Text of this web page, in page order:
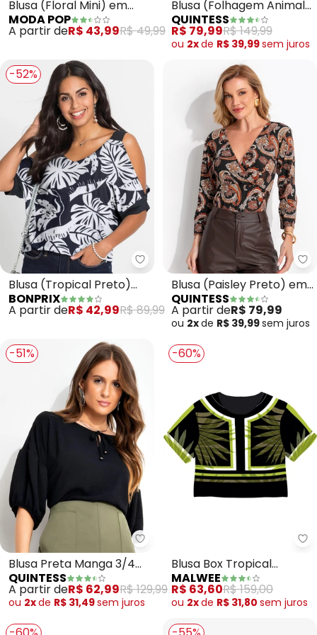
Blusa (Floral Mini) em
Jersey Acetinado
MODA POP
A partir deR$ 43,99R$ 49,99
Blusa (Folhagem Animal
Print) em Crepe Plano
QUINTESS
R$ 79,99R$ 149,99
ou 2xde R$ 39,99sem juros
-52%
bonprix - Blusa (Tropical
Blusa (Tropical Preto)
em Malha Crepe
BONPRIX
A partir deR$ 42,99R$ 89,99
Blusa (Paisley Preto) em
Malha de Viscose
QUINTESS
A partir deR$ 79,99
ou 2xde R$ 39,99sem juros
-51%
Quintess - Blusa Preta Manga
Blusa Preta Manga 3/4
Balonê em Tecido Air
Flow com Amarração
QUINTESS
A partir deR$ 62,99R$ 129,99
ou 2xde R$ 31,49sem juros
-60%
Blusa Box Tropical
(Preto)
MALWEE
R$ 63,60R$ 159,00
ou 2xde R$ 31,80 sem juros